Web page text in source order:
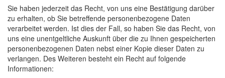
Sie haben jederzeit das Recht, von uns eine Bestätigung darüber
zu erhalten, ob Sie betreffende personenbezogene Daten
verarbeitet werden. Ist dies der Fall, so haben Sie das Recht, von
uns eine unentgeltliche Auskunft über die zu Ihnen gespeicherten
personenbezogenen Daten nebst einer Kopie dieser Daten zu
verlangen. Des Weiteren besteht ein Recht auf folgende
Informationen: